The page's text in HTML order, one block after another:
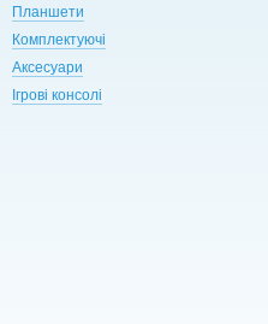
Планшети
Комплектуючі
Аксесуари
Ігрові консолі